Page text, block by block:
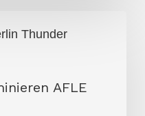
Thunder
AFLE